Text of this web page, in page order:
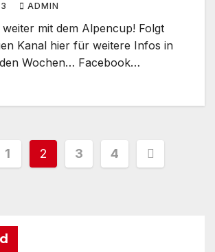
ADMIN
mit dem Alpencup! Folgt
Kanal hier für weitere Infos in
Wochen… Facebook…
1 2 3 4